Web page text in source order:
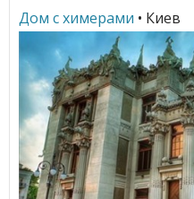
Дом с химерами • Киев